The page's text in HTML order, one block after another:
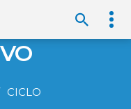
CICLO